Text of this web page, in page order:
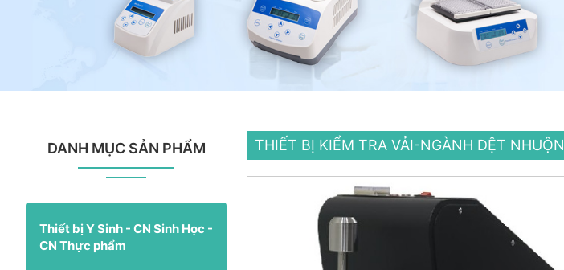
DANH MỤC SẢN PHẨM
Thiết bị Y Sinh - CN Sinh Học -
CN Thực phẩm
THIẾT BỊ KIỂM TRA VẢI-NGÀNH DỆT NHUỘN